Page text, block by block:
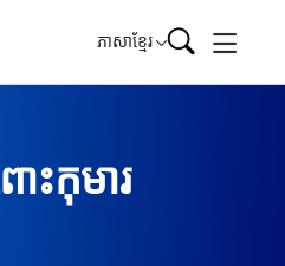
ភាសាខ្មែរ
ះកុមារ